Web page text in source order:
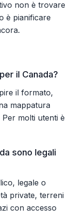
non è trovare
è pianificare
il Canada?
il formato,
mappatura
molti utenti è
sono legali
legale o
private, terreni
con accesso